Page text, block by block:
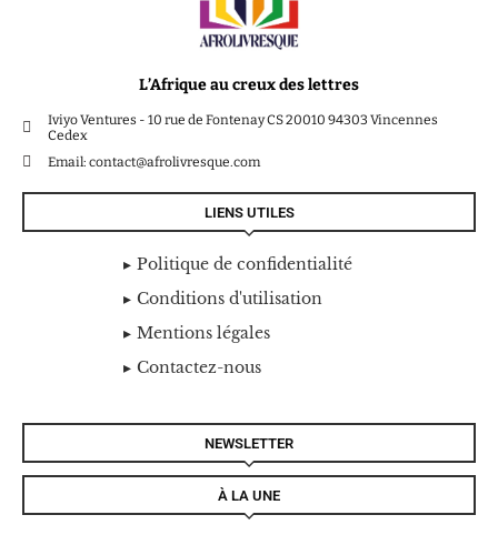
L’Afrique au creux des lettres
Iviyo Ventures - 10 rue de Fontenay CS 20010 94303 Vincennes
Cedex
Email: contact@afrolivresque.com
LIENS UTILES
Politique de confidentialité
Conditions d'utilisation
Mentions légales
Contactez-nous
NEWSLETTER
À LA UNE